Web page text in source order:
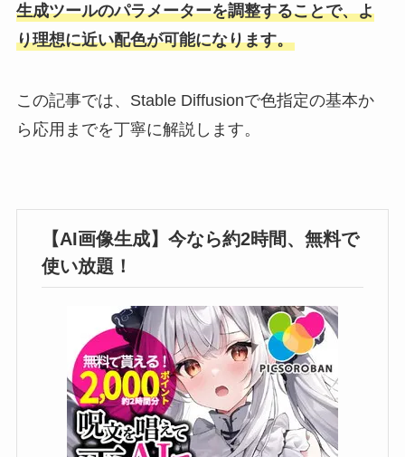
生成ツールのパラメーターを調整することで、よ
り理想に近い配色が可能になります。
この記事では、Stable Diffusionで色指定の基本か
ら応用までを丁寧に解説します。
【AI画像生成】今なら約2時間、無料で
使い放題！